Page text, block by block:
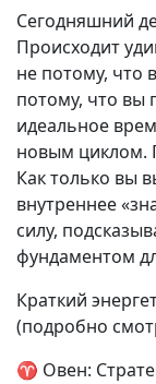
Сегодняшний
Происходит
не потому,
потому, что вы
идеальное
новым циклом.
Как только вы
внутреннее
силу,
фундаментом
Краткий
(подробно
♈ Овен: